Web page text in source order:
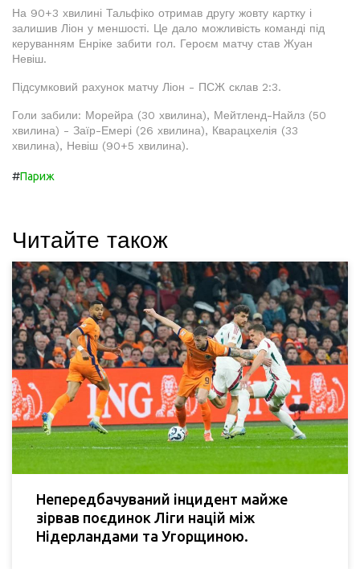
На 90+3 хвилині Тальфіко отримав другу жовту картку і
залишив Ліон у меншості. Це дало можливість команді під
керуванням Енріке забити гол. Героєм матчу став Жуан
Невіш.
Підсумковий рахунок матчу Ліон - ПСЖ склав 2:3.
Голи забили: Морейра (30 хвилина), Мейтленд-Найлз (50
хвилина) - Заїр-Емері (26 хвилина), Кварацхелія (33
хвилина), Невіш (90+5 хвилина).
#Париж
Читайте також
Непередбачуваний інцидент майже
зірвав поєдинок Ліги націй між
Нідерландами та Угорщиною.